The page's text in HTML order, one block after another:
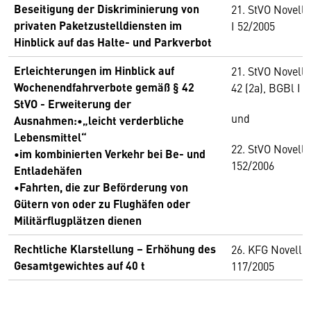
Beseitigung der Diskriminierung von
privaten Paketzustelldiensten im
Hinblick auf das Halte- und Parkverbot
21. StVO
I 52/2005
Erleichterungen im Hinblick auf
Wochenendfahrverbote gemäß § 42
StVO - Erweiterung der
Ausnahmen:•„leicht verderbliche
Lebensmittel“
•im kombinierten Verkehr bei Be- und
Entladehäfen
•Fahrten, die zur Beförderung von
Gütern von oder zu Flughäfen oder
Militärflugplätzen dienen
21. StVO
42 (2a), BGBl I
und
22. StVO
152/2006
Rechtliche Klarstellung – Erhöhung des
Gesamtgewichtes auf 40 t
26. KFG
117/2005